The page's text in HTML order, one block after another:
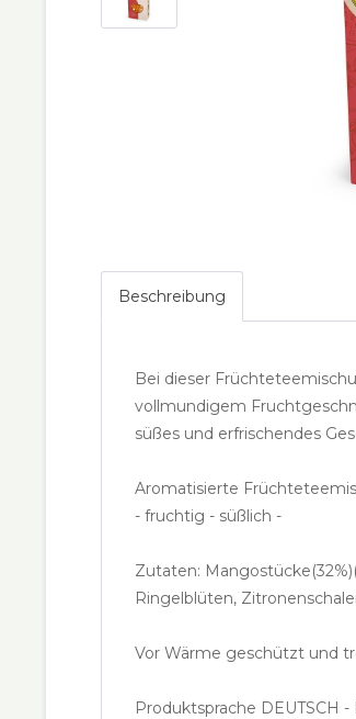
Beschreibung
Bei dieser
vollmundigem
süßes und erfrischendes
Aromatisierte
- fruchtig - süßlich -
Zutaten:
Ringelblüten,
Vor Wärme geschützt und
Produktsprache DEUTSCH -